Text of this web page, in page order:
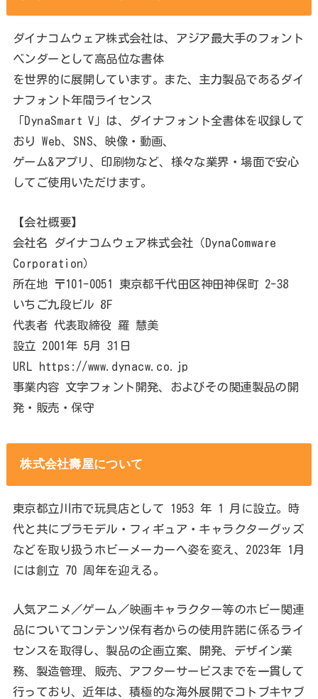
ダイナコムウェア株式会社は、アジア最大手のフォント
ベンダーとして高品位な書体
を世界的に展開しています。また、主力製品であるダイ
ナフォント年間ライセンス
「DynaSmart V」は、ダイナフォント全書体を収録して
おり Web、SNS、映像・動画、
ゲーム&アプリ、印刷物など、様々な業界・場面で安心
してご使用いただけます。
【会社概要】
会社名 ダイナコムウェア株式会社（DynaComware
Corporation）
所在地 〒101-0051 東京都千代田区神田神保町 2-38
いちご九段ビル 8F
代表者 代表取締役 羅 慧美
設立 2001年 5月 31日
URL https://www.dynacw.co.jp
事業内容 文字フォント開発、およびその関連製品の開
発・販売・保守
株式会社壽屋について
東京都立川市で玩具店として 1953 年 1 月に設立。時
代と共にプラモデル・フィギュア・キャラクターグッズ
などを取り扱うホビーメーカーへ姿を変え、2023年 1月
には創立 70 周年を迎える。
人気アニメ／ゲーム／映画キャラクター等のホビー関連
品についてコンテンツ保有者からの使用許諾に係るライ
センスを取得し、製品の企画立案、開発、デザイン業
務、製造管理、販売、アフターサービスまでを一貫して
行っており、近年は、積極的な海外展開でコトブキヤブ